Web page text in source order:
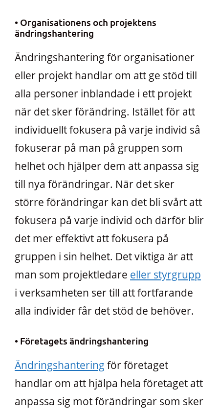
• Organisationens och projektens
ändringshantering
Ändringshantering för organisationer
eller projekt handlar om att ge stöd till
alla personer inblandade i ett projekt
när det sker förändring. Istället för att
individuellt fokusera på varje individ så
fokuserar på man på gruppen som
helhet och hjälper dem att anpassa sig
till nya förändringar. När det sker
större förändringar kan det bli svårt att
fokusera på varje individ och därför blir
det mer effektivt att fokusera på
gruppen i sin helhet. Det viktiga är att
man som projektledare eller styrgrupp
i verksamheten ser till att fortfarande
alla individer får det stöd de behöver.
• Företagets ändringshantering
Ändringshantering för företaget
handlar om att hjälpa hela företaget att
anpassa sig mot förändringar som sker